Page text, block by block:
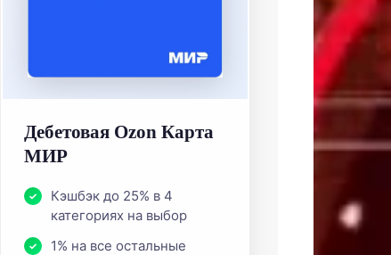
Дебетовая Ozon Карта
МИР
Кэшбэк до 25% в 4
категориях на выбор
1% на все остальные